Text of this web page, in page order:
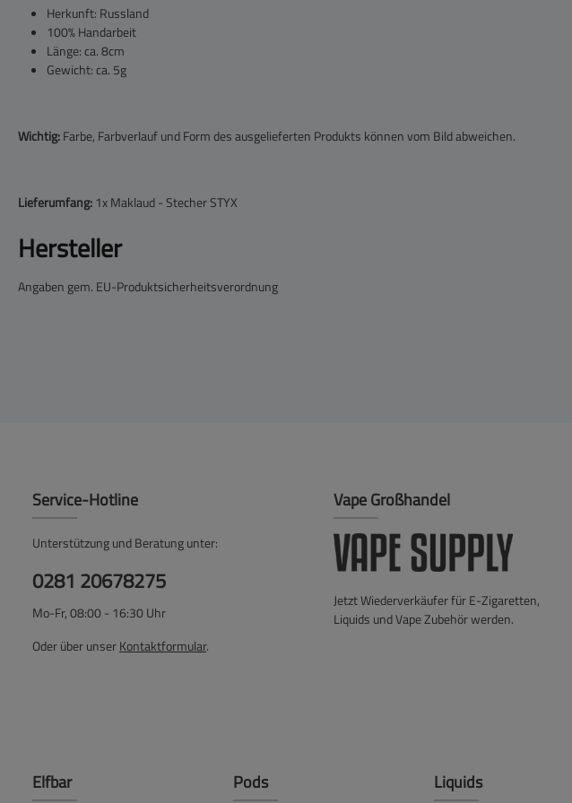
Herkunft: Russland
100% Handarbeit
Länge: ca. 8cm
Gewicht: ca. 5g
Wichtig:Farbe, Farbverlauf und Form des ausgelieferten Produkts können vom Bild abweichen.
Lieferumfang: 1x Maklaud - Stecher STYX
Hersteller
Angaben gem. EU-Produktsicherheitsverordnung
Service-Hotline
Unterstützung und Beratung unter:
0281 20678275
Mo-Fr, 08:00 - 16:30 Uhr
Oder über unserKontaktformular.
Vape Großhandel
Jetzt Wiederverkäufer für E-Zigaretten,
Liquids und Vape Zubehör werden.
Elfbar Pods Liquids